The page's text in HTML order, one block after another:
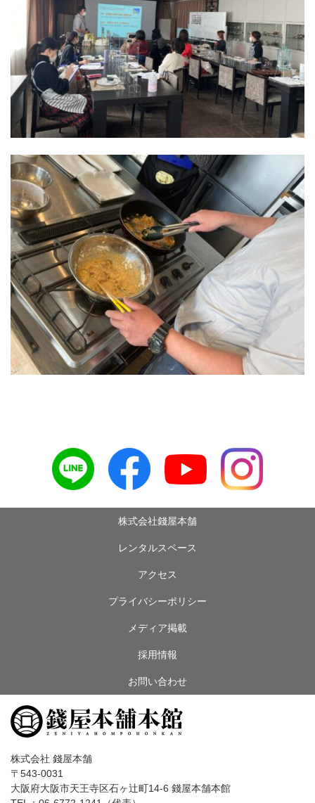
株式会社錢屋本舗
レンタルスペース
アクセス
プライバシーポリシー
メディア掲載
採用情報
お問い合わせ
株式会社 錢屋本舗
〒543-0031
大阪府大阪市天王寺区石ヶ辻町14-6 錢屋本舗本館